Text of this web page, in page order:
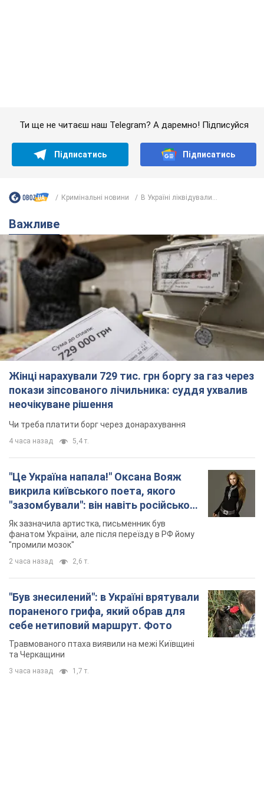
Жінці нарахували 729 тис. грн боргу за газ через
покази зіпсованого лічильника: суддя ухвалив
неочікуване рішення
Чи треба платити борг через донарахування
4 часа назад 5,4 т.
"Це Україна напала!" Оксана Вояж
викрила київського поета, якого
"зазомбували": він навіть російської
не знав, а тепер хоче геноциду
Як зазначила артистка, письменник був
"промили мозок"
2 часа назад 2,6 т.
"Був знесилений": в Україні врятували
пораненого грифа, який обрав для
себе нетиповий маршрут. Фото
Травмованого птаха виявили на межі Київщині
та Черкащини